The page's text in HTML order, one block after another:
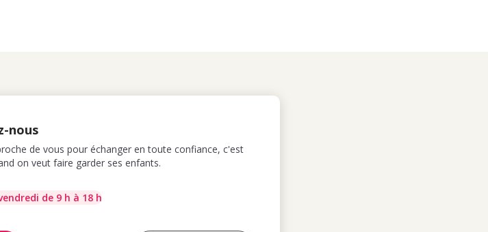
nous
de vous pour échanger en toute confiance, c'est
on veut faire garder ses enfants.
de 9 h à 18 h